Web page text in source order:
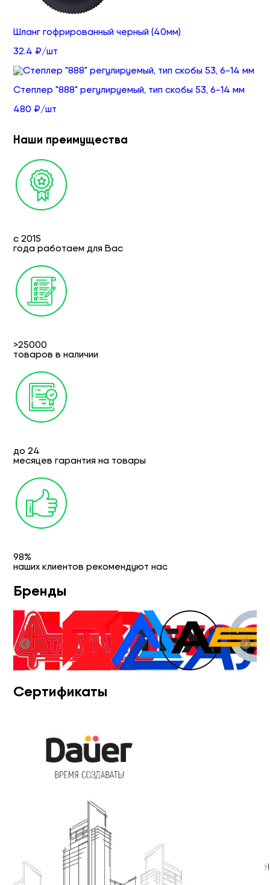
Шланг гофрированный черный (40мм)
32.4 ₽/шт
Степлер "888" регулируемый, тип скобы 53, 6-14 мм
480 ₽/шт
Наши преимущества
с 2015
года работаем для Вас
>25000
товаров в наличии
до 24
месяцев гарантия на товары
98%
наших клиентов рекомендуют нас
Бренды
Сертификаты